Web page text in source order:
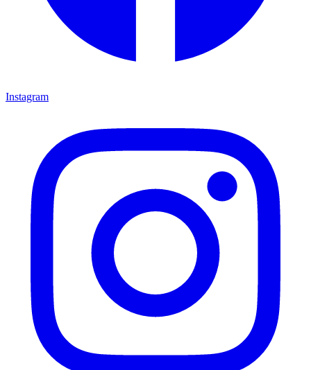
Instagram